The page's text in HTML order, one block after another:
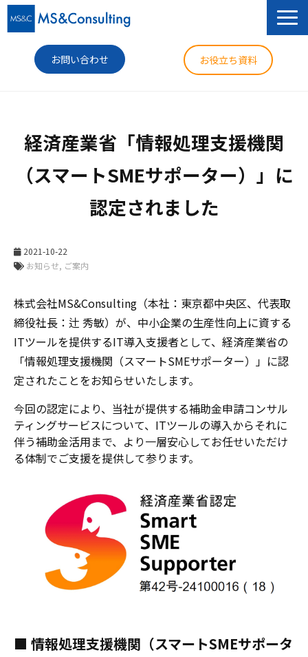
お問い合わせ お役立ち資料
セミナー
導入事例
企業情報
経済産業省「情報処理支援機関
（スマートSMEサポーター）」に
認定されました
2021-10-22
お知らせ ご案内
株式会社MS&Consulting （本社：東京都中央区、代表取
締役社長：辻 秀敏）が、 中小企業の生産性向上に資する
ITツールを提供するIT導入支援者として、経済産業省の
「情報処理支援機関（スマートSMEサポーター） 」に認
定されたことをお知らせいたします。
今回の認定により、当社が提供する補助金申請コンサル
ティングサービスについて、 ITツールの導入からそれに
伴う補助金活用まで、より一層安心してお任せいただけ
る体制でご支援を提供して参ります。
■ 情報処理支援機関（スマートSMEサポータ